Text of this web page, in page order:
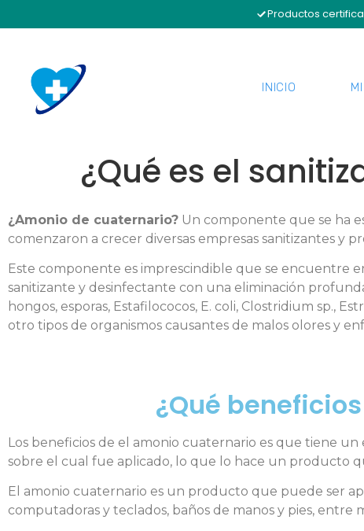
Productos
INICIO
¿Qué es el
¿Amonio de cuaternario? Un componente que se ha
comenzaron a crecer diversas empresas sanitizantes y
Este componente es imprescindible que se encuentre
sanitizante y desinfectante con una eliminación
hongos, esporas, Estafilococos, E. coli, Clostridium sp.,
otro tipos de organismos causantes de malos olores y
¿Qué
Los beneficios de el amonio cuaternario es que tiene
sobre el cual fue aplicado, lo que lo hace un producto
El amonio cuaternario es un producto que puede ser
computadoras y teclados, baños de manos y pies, entre